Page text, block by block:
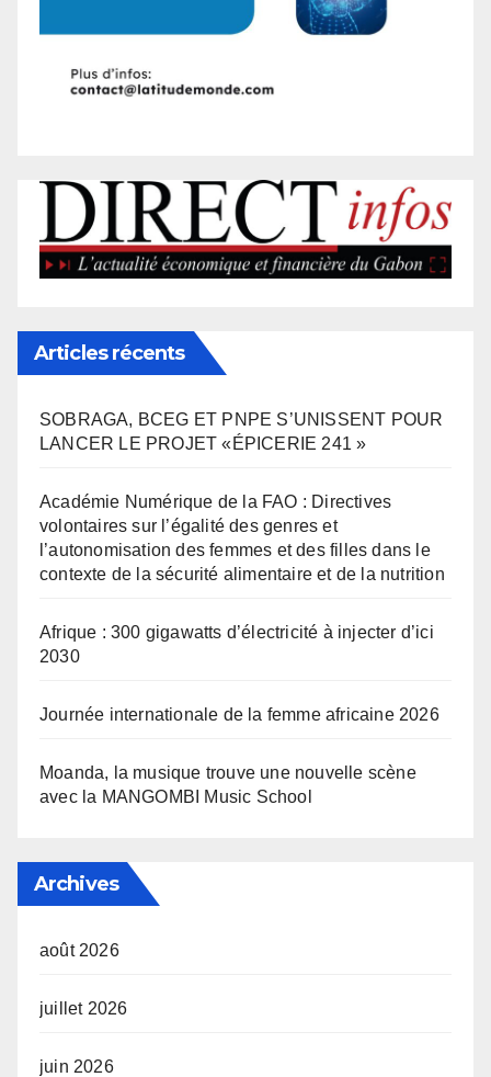
Articles récents
SOBRAGA, BCEG ET PNPE S’UNISSENT POUR
LANCER LE PROJET «ÉPICERIE 241 »
Académie Numérique de la FAO : Directives
volontaires sur l’égalité des genres et
l’autonomisation des femmes et des filles dans le
contexte de la sécurité alimentaire et de la nutrition
Afrique : 300 gigawatts d’électricité à injecter d’ici
2030
Journée internationale de la femme africaine 2026
Moanda, la musique trouve une nouvelle scène
avec la MANGOMBI Music School
Archives
août 2026
juillet 2026
juin 2026